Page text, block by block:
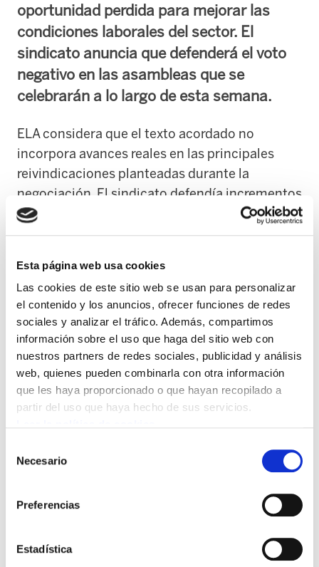
Esta página web usa cookies
Las cookies de este sitio web se usan para personalizar
el contenido y los anuncios, ofrecer funciones de redes
sociales y analizar el tráfico. Además, compartimos
información sobre el uso que haga del sitio web con
nuestros partners de redes sociales, publicidad y análisis
web, quienes pueden combinarla con otra información
que les haya proporcionado o que hayan recopilado a
partir del uso que haya hecho de sus servicios.
Necesario
Preferencias
Estadística
oportunidad perdida para mejorar las
condiciones laborales del sector. El
sindicato anuncia que defenderá el voto
negativo en las asambleas que se
celebrarán a lo largo de esta semana.
ELA considera que el texto acordado no
incorpora avances reales en las principales
reivindicaciones planteadas durante la
negociación. El sindicato defendía incrementos
salariales por encima del IPC, mejoras
sustanciales en materia de conciliación,
laborales como el refuerzo de las pólizas de
seguros y un protocolo contra el calor
verdaderamente efectivo, la regulación del
contrato de relevo, medidas de impulso al
euskera y cláusulas que garantizaran el
cumplimiento de los contenidos del convenio.
Sin embargo, el preacuerdo firmado
ligados al IPC en algunos ejercicios, aplaza la
reducción de jornada a una disminución de
garantías suficientes en materia de prevención.
obliga a las empresas a alcanzar acuerdos con